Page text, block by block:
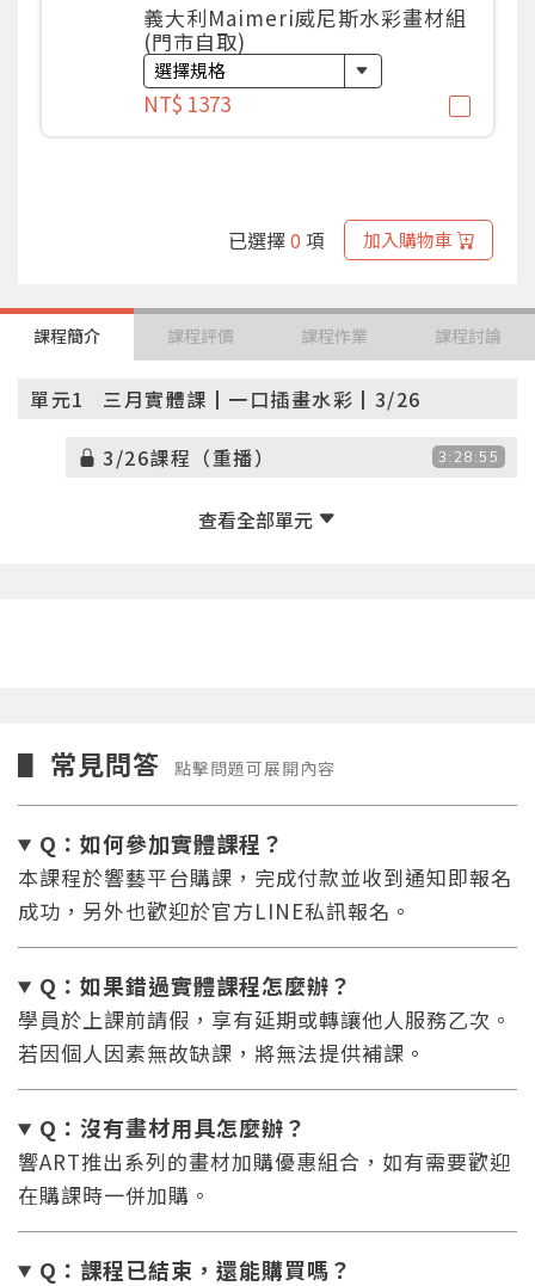
義大利Maimeri威尼斯水彩畫材組
(門市自取)
NT$ 1373
已選擇0 項 加入購物車
課程簡介 課程評價 課程作業 課程討論
單元1 三月實體課┃一口插畫水彩┃3/26
3/26課程（重播） 3:28:55
▋ 常見問答 點擊問題可展開內容
Q：如何參加實體課程？
本課程於響藝平台購課，完成付款並收到通知即報名
成功，另外也歡迎於官方LINE私訊報名。
Q：如果錯過實體課程怎麼辦？
學員於上課前請假，享有延期或轉讓他人服務乙次。
若因個人因素無故缺課，將無法提供補課。
Q：沒有畫材用具怎麼辦？
響ART推出系列的畫材加購優惠組合，如有需要歡迎
在購課時一併加購。
Q：課程已結束，還能購買嗎？